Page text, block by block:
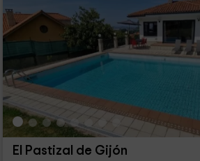
El Pastizal de Gijón